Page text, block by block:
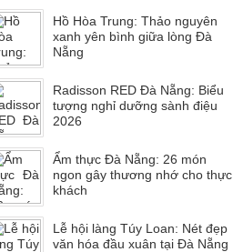
Hồ Hòa Trung: Thảo nguyên
xanh yên bình giữa lòng Đà
Nẵng
Radisson RED Đà Nẵng: Biểu
tượng nghỉ dưỡng sành điệu
2026
Ẩm thực Đà Nẵng: 26 món
ngon gây thương nhớ cho thực
khách
Lễ hội làng Túy Loan: Nét đẹp
văn hóa đầu xuân tại Đà Nẵng